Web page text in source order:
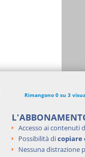
Rimangono 0 su 3
Accesso ai contenuti
Possibilità dicopiare
Nessuna distrazione